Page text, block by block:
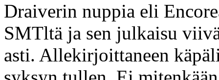
Draiverin nuppia eli
SMTltä ja sen julkaisu
asti. Allekirjoittaneen